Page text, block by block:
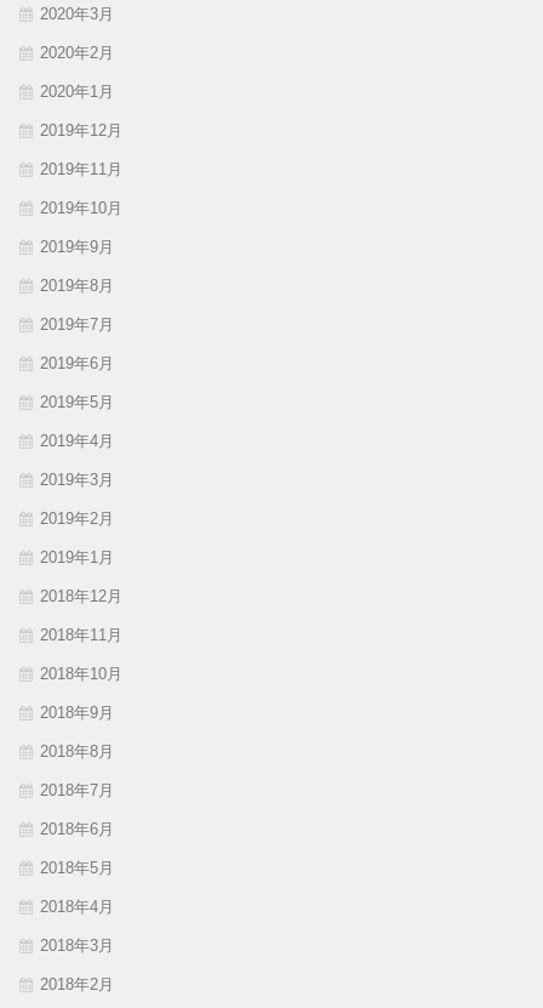
2020年3月
2020年2月
2020年1月
2019年12月
2019年11月
2019年10月
2019年9月
2019年8月
2019年7月
2019年6月
2019年5月
2019年4月
2019年3月
2019年2月
2019年1月
2018年12月
2018年11月
2018年10月
2018年9月
2018年8月
2018年7月
2018年6月
2018年5月
2018年4月
2018年3月
2018年2月